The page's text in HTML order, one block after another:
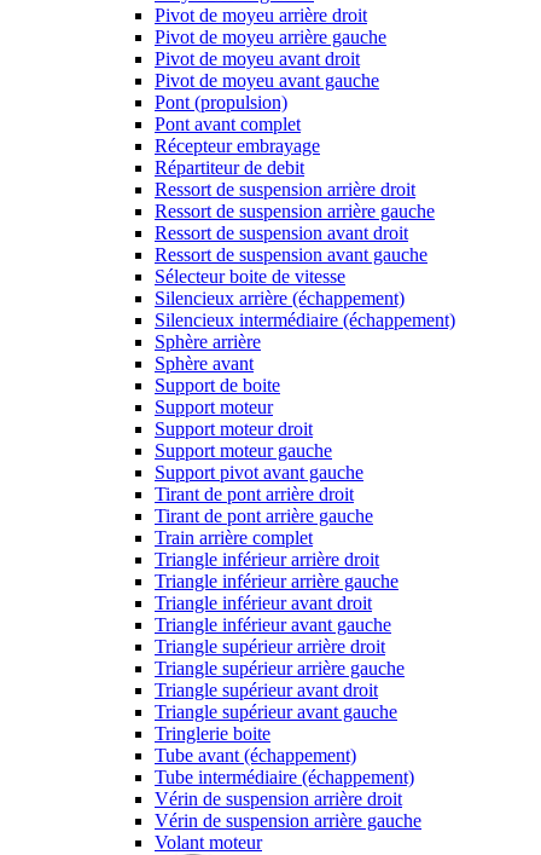
Pivot de moyeu arrière droit
Pivot de moyeu arrière gauche
Pivot de moyeu avant droit
Pivot de moyeu avant gauche
Pont (propulsion)
Pont avant complet
Récepteur embrayage
Répartiteur de debit
Ressort de suspension arrière droit
Ressort de suspension arrière gauche
Ressort de suspension avant droit
Ressort de suspension avant gauche
Sélecteur boite de vitesse
Silencieux arrière (échappement)
Silencieux intermédiaire (échappement)
Sphère arrière
Sphère avant
Support de boite
Support moteur
Support moteur droit
Support moteur gauche
Support pivot avant gauche
Tirant de pont arrière droit
Tirant de pont arrière gauche
Train arrière complet
Triangle inférieur arrière droit
Triangle inférieur arrière gauche
Triangle inférieur avant droit
Triangle inférieur avant gauche
Triangle supérieur arrière droit
Triangle supérieur arrière gauche
Triangle supérieur avant droit
Triangle supérieur avant gauche
Tringlerie boite
Tube avant (échappement)
Tube intermédiaire (échappement)
Vérin de suspension arrière droit
Vérin de suspension arrière gauche
Volant moteur